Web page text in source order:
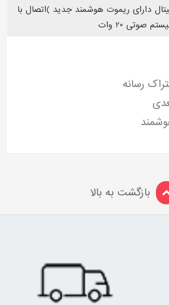
دارای ریموت هوشمند جدید )اتصال با
صوتی 20 وات
رسانه
بازگشت به بالا